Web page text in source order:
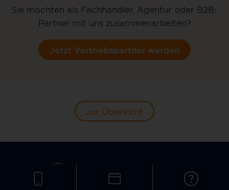
Sie möchten als Fachhändler, Agentur oder B2B-
Partner mit uns zusammenarbeiten?
Jetzt Vertriebspartner werden
zur Übersicht